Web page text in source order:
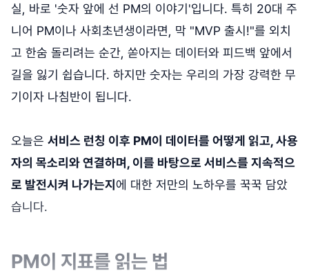
실, 바로 '숫자 앞에 선 PM의 이야기'입니다. 특히 20대 주
니어 PM이나 사회초년생이라면, 막 "MVP 출시!"를 외치
고 한숨 돌리려는 순간, 쏟아지는 데이터와 피드백 앞에서
길을 잃기 쉽습니다. 하지만 숫자는 우리의 가장 강력한 무
기이자 나침반이 됩니다.
오늘은 서비스 런칭 이후 PM이 데이터를 어떻게 읽고, 사용
자의 목소리와 연결하며, 이를 바탕으로 서비스를 지속적으
로 발전시켜 나가는지에 대한 저만의 노하우를 꾹꾹 담았
습니다.
PM이 지표를 읽는 법